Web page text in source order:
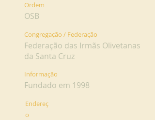
Ordem
OSB
Congregação / Federação
Federação das Irmãs Olivetanas
da Santa Cruz
Informação
Fundado em 1998
Endereç
o